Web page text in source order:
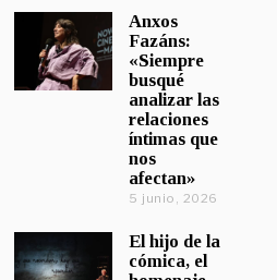
Anxos
Fazáns:
«Siempre
busqué
analizar las
relaciones
íntimas que
nos
afectan»
5 junio, 2026
El hijo de la
cómica, el